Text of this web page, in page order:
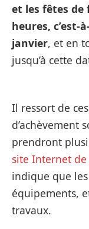
et les fêtes de
heures, c’est-
janvier, et en
jusqu’à cette
Il ressort de
d’achèvement
prendront
site Internet de
indique que
équipements,
travaux.